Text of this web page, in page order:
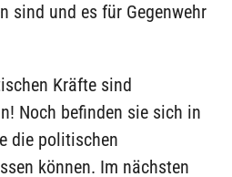
sind und es für Gegenwehr
Kräfte sind
Noch befinden sie sich in
die politischen
können. Im nächsten